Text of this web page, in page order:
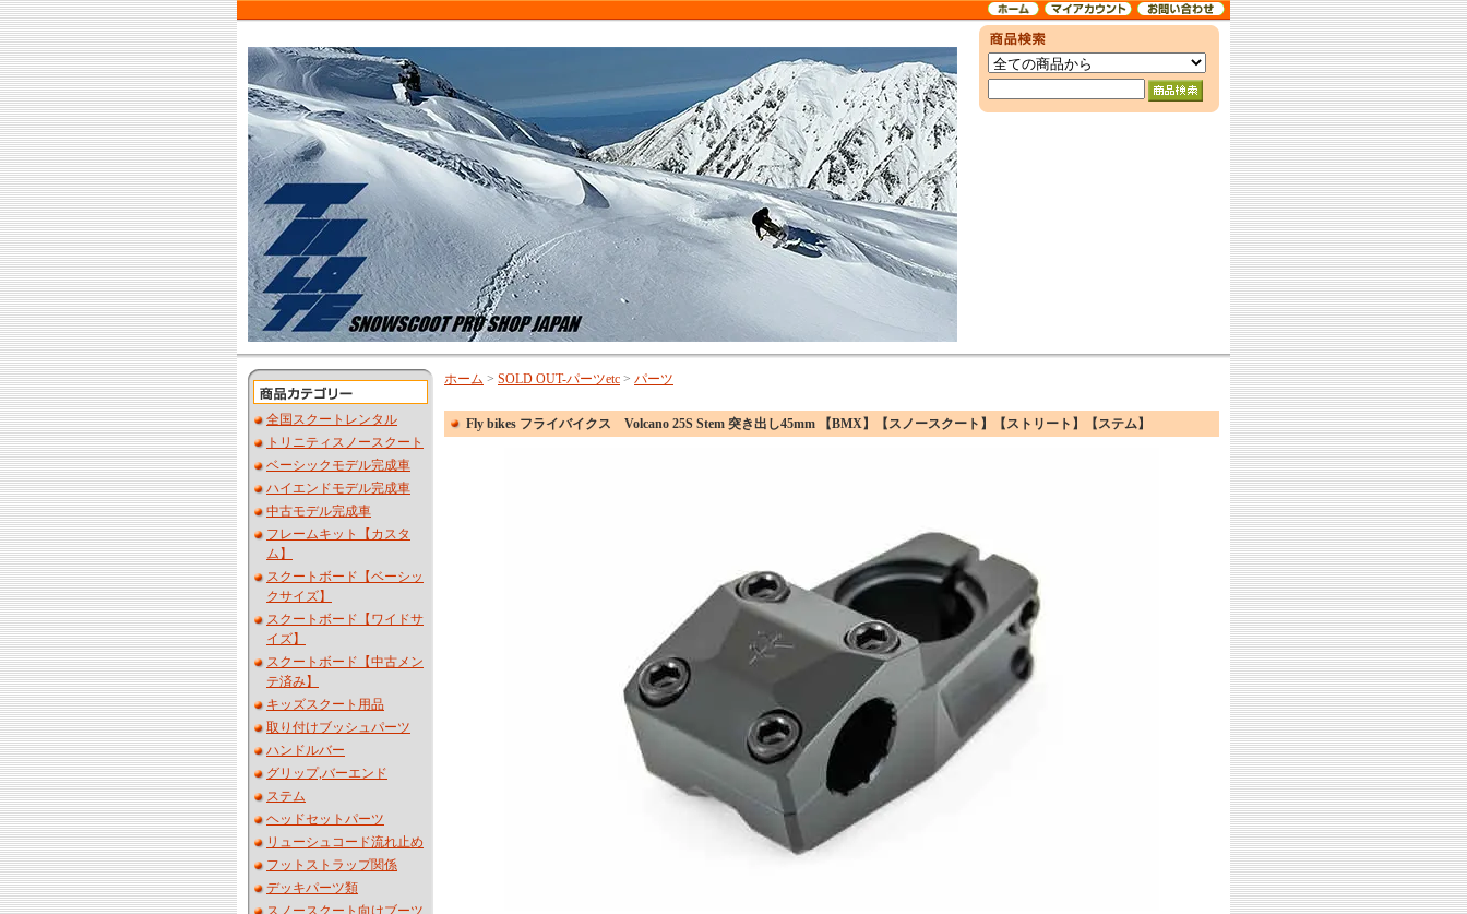
全国スクートレンタル
トリニティスノースクート
ベーシックモデル完成車
ハイエンドモデル完成車
中古モデル完成車
フレームキット【カスタ
ム】
スクートボード【ベーシッ
クサイズ】
スクートボード【ワイドサ
イズ】
スクートボード【中古メン
テ済み】
キッズスクート用品
取り付けブッシュパーツ
ハンドルバー
グリップ,バーエンド
ステム
ヘッドセットパーツ
リューシュコード流れ止め
フットストラップ関係
デッキパーツ類
スノースクート向けブーツ
ホーム > SOLD OUT-パーツetc > パーツ
Fly bikes フライバイクス Volcano 25S Stem 突き出し45mm 【BMX】【スノースクート】【ストリート】【ステム】